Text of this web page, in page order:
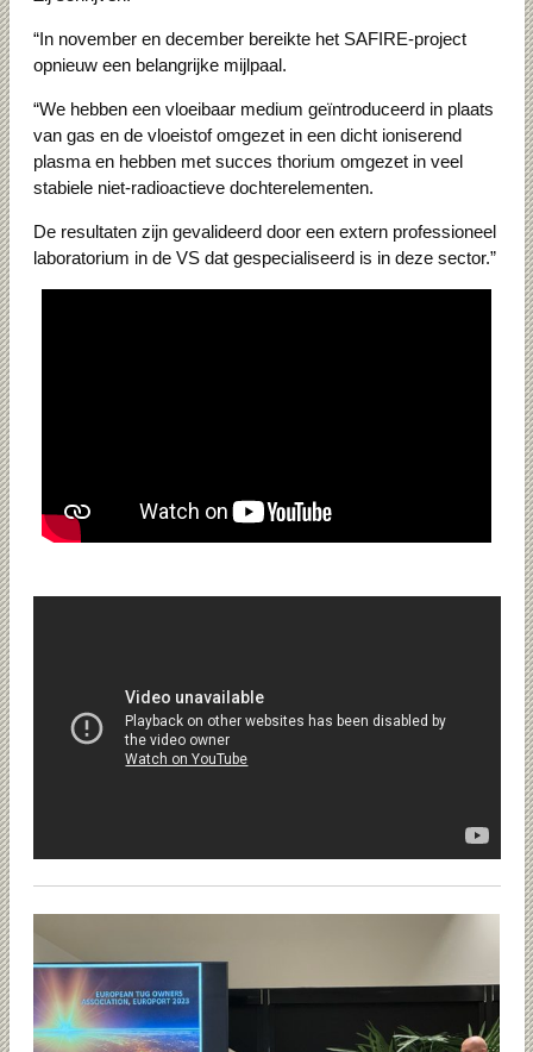
“In november en december bereikte het SAFIRE-project
opnieuw een belangrijke mijlpaal.
“We hebben een vloeibaar medium geïntroduceerd in plaats
van gas en de vloeistof omgezet in een dicht ioniserend
plasma en hebben met succes thorium omgezet in veel
stabiele niet-radioactieve dochterelementen.
De resultaten zijn gevalideerd door een extern professioneel
laboratorium in de VS dat gespecialiseerd is in deze sector.”